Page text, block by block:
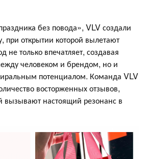
без повода», VLV создали
при открытии которой вылетают
не только впечатляет, создавая
человеком и брендом, но и
потенциалом. Команда VLV
восторженных отзывов,
вызывают настоящий резонанс в